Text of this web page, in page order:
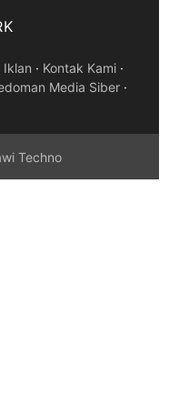
Iklan · Kontak Kami ·
Media Siber ·
Techno